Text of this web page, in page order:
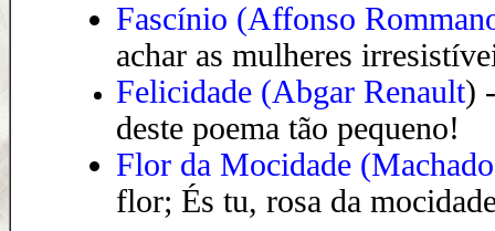
Fascínio (Affonso
achar as mulheres
Felicidade (Abgar Renault)
deste poema tão pequeno!
Flor da Mocidade
flor; És tu, rosa da